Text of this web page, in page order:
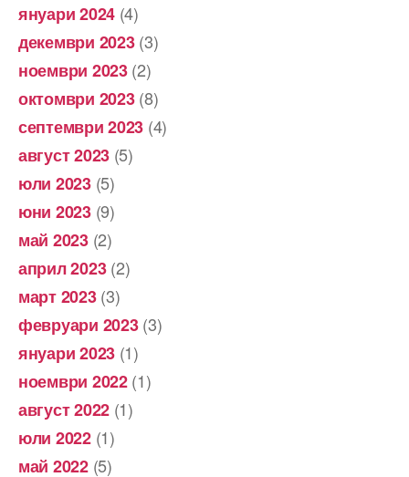
януари 2024 (4)
декември 2023(3)
ноември 2023(2)
октомври 2023(8)
септември 2023 (4)
август 2023 (5)
юли 2023(5)
юни 2023(9)
май 2023(2)
април 2023(2)
март 2023(3)
февруари 2023(3)
януари 2023 (1)
ноември 2022(1)
август 2022 (1)
юли 2022(1)
май 2022(5)